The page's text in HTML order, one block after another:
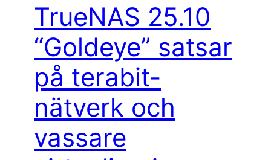
TrueNAS 25.10
“Goldeye” satsar
på terabit-
nätverk och
vassare